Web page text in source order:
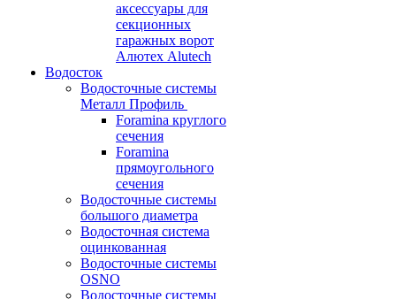
аксессуары для
секционных
гаражных ворот
Алютех Alutech
Водосток
Водосточные системы
Металл Профиль
Foramina круглого
сечения
Foramina
прямоугольного
сечения
Водосточные системы
большого диаметра
Водосточная система
оцинкованная
Водосточные системы
OSNO
Водосточные системы